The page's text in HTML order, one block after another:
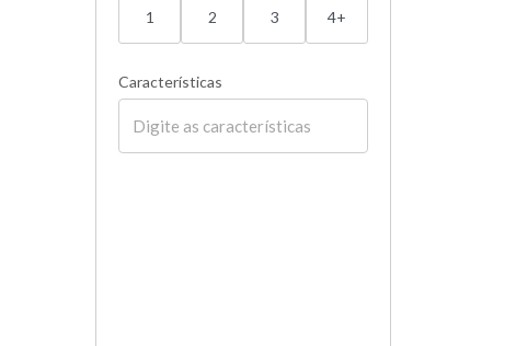
1 2 3 4+
Características